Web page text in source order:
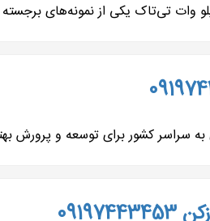
سراسر کشور برای توسعه و پرورش